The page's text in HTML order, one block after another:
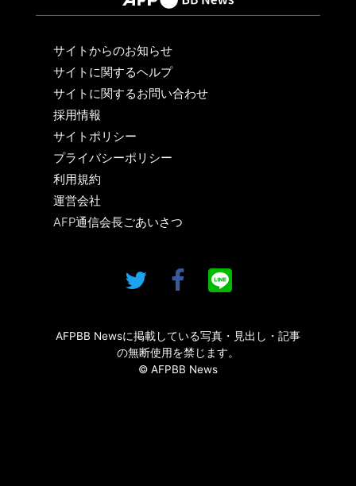
サイトからのお知らせ
サイトに関するヘルプ
サイトに関するお問い合わせ
採用情報
サイトポリシー
プライバシーポリシー
利用規約
運営会社
AFP通信会長ごあいさつ
AFPBB Newsに掲載している写真・見出し・記事
の無断使用を禁じます。
© AFPBB News